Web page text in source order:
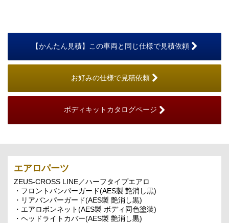
【かんたん見積】この車両と同じ仕様で見積依頼
お好みの仕様で見積依頼
ボディキットカタログページ
エアロパーツ
ZEUS-CROSS LINE／ハーフタイプエアロ
・フロントバンパーガード(AES製 艶消し黒)
・リアバンパーガード(AES製 艶消し黒)
・エアロボンネット(AES製 ボディ同色塗装)
・ヘッドライトカバー(AES製 艶消し黒)